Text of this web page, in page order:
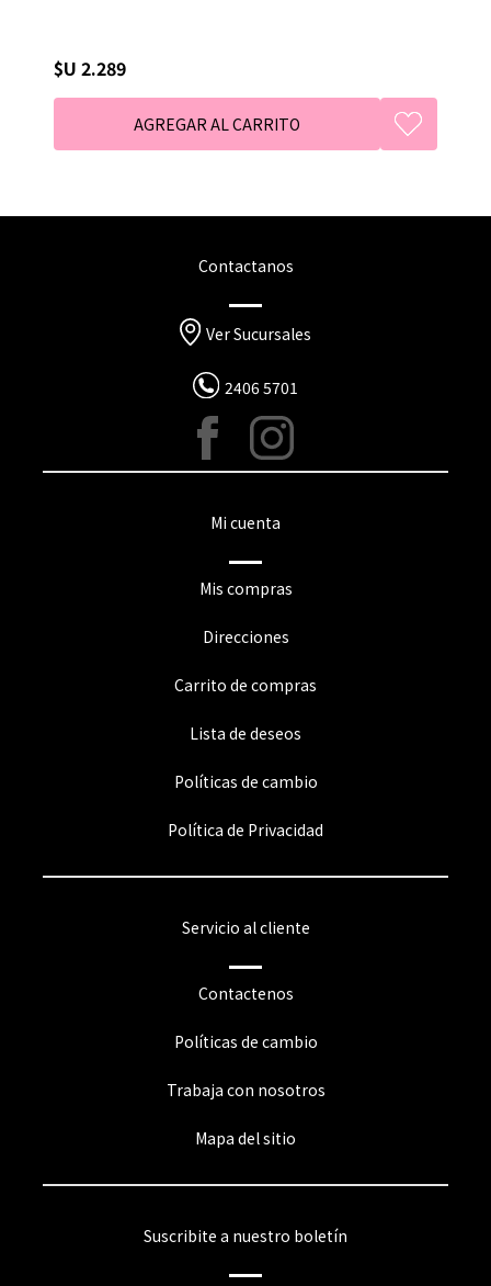
$U 2.289
Contactanos
Ver Sucursales
2406 5701
Mi cuenta
Mis compras
Direcciones
Carrito de compras
Lista de deseos
Políticas de cambio
Política de Privacidad
Servicio al cliente
Contactenos
Políticas de cambio
Trabaja con nosotros
Mapa del sitio
Suscribite a nuestro boletín